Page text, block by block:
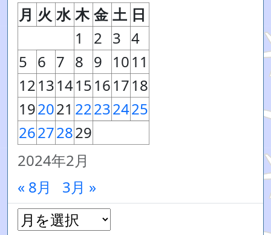
2024年2月
月 火 水 木 金 土 日
1
2 3 4
5 6 7 8 9 1011
12131415161718
192021 22232425
26272829
« 8月 3月 »